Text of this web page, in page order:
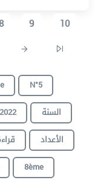
9
10
N°5
السنة
الأعداد
8ème